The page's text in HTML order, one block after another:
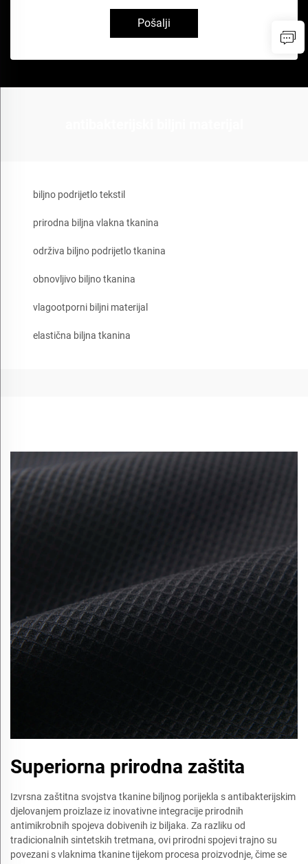
Pošalji
biljno podrijetlo tekstil
prirodna biljna vlakna tkanina
održiva biljno podrijetlo tkanina
obnovljivo biljno tkanina
vlagootporni biljni materijal
elastična biljna tkanina
Superiorna prirodna zaštita
Izvrsna zaštitna svojstva tkanine biljnog porijekla s antibakterijskim
djelovanjem proizlaze iz inovativne integracije prirodnih
antimikrobnih spojeva dobivenih iz biljaka. Za razliku od
tradicionalnih sintetskih tretmana, ovi prirodni spojevi trajno su
povezani s vlaknima tkanine tijekom procesa proizvodnje, čime se